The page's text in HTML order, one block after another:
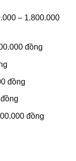
– 1.800.000
đồng
đồng
đồng